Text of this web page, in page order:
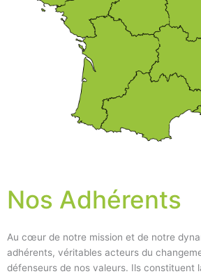
Nos Adhérents
Au cœur de notre mission et de notre
adhérents, véritables acteurs du
défenseurs de nos valeurs. Ils constituent